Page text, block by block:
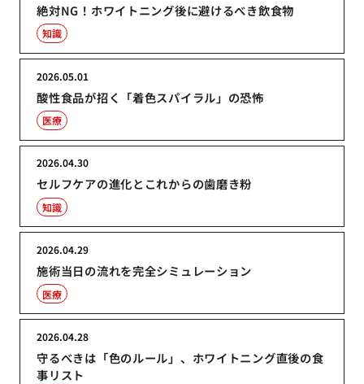
絶対NG！ホワイトニング後に避けるべき飲食物
知識
酸性食品が招く「着色スパイラル」の恐怖
2026.05.01
医療
セルフケアの進化とこれからの歯磨き粉
2026.04.30
知識
施術当日の流れを完全シミュレーション
2026.04.29
医療
守るべきは「色のルール」、ホワイトニング直後の食
事リスト
2026.04.28